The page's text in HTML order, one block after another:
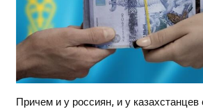
Причем и у россиян, и у казахстанцев